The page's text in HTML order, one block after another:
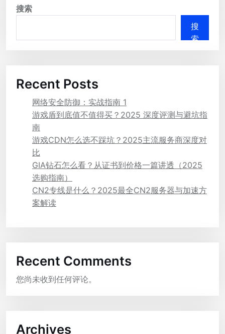
搜索
搜
索
Recent Posts
网络安全防御：实战指南 1
游戏盾到底值不值得买？2025 深度评测与避坑指
南
游戏CDN怎么选不踩坑？2025主流服务商深度对
比
GIA钻石怎么看？从证书到价格一篇讲透（2025
选购指南）
CN2专线是什么？2025最全CN2服务器与加速方
案解读
Recent Comments
您尚未收到任何评论。
Archives